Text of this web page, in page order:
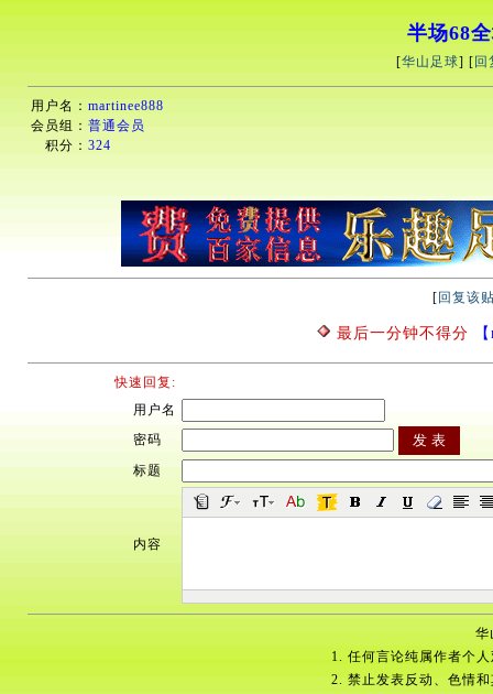
半场68
[华山足球] [ 回
用户名： martinee888
会员组： 普通会员
积分： 324
[ 回复该
最后一分钟不得分
快速回复:
用户名
密码
标题
内容
华
1. 任何言论纯属作者个
2. 禁止发表反动、色情